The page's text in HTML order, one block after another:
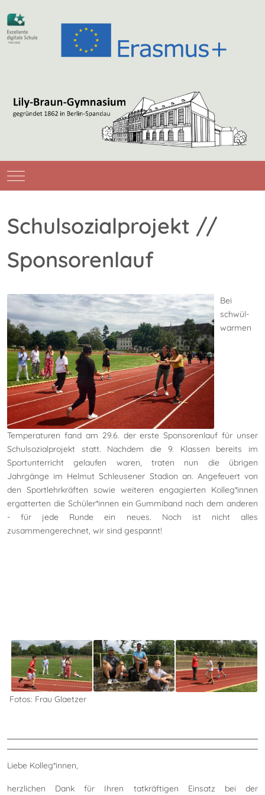
Mobile Menu Toggle
Schulsozialprojekt //
Sponsorenlauf
Bei
schwül-
warmen
Temperaturen fand am 29.6. der erste Sponsorenlauf für unser
Schulsozialprojekt statt. Nachdem die 9. Klassen bereits im
Sportunterricht gelaufen waren, traten nun die übrigen
Jahrgänge im Helmut Schleusener Stadion an. Angefeuert von
den Sportlehrkräften sowie weiteren engagierten Kolleg*innen
ergatterten die Schüler*innen ein Gummiband nach dem anderen
- für jede Runde ein neues. Noch ist nicht alles
zusammengerechnet, wir sind gespannt!
Fotos: Frau Glaetzer
Liebe Kolleg*innen,
herzlichen Dank für Ihren tatkräftigen Einsatz bei der